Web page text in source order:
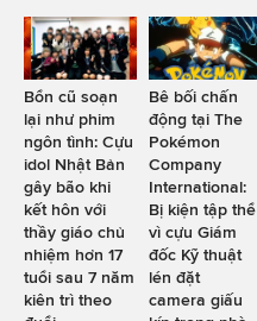
Bổn cũ soạn
lại như phim
ngôn tình: Cựu
idol Nhật Bản
gây bão khi
kết hôn với
thầy giáo chủ
nhiệm hơn 17
tuổi sau 7 năm
kiên trì theo
Bê bối chấn
động tại The
Pokémon
Company
International:
Bị kiện tập thể
vì cựu Giám
đốc Kỹ thuật
lén đặt
camera giấu